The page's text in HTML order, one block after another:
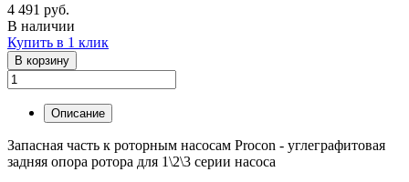
4 491 руб.
В наличии
Купить в 1 клик
В корзину
Описание
Запасная часть к роторным насосам Procon - углеграфитовая
задняя опора ротора для 1\2\3 серии насоса